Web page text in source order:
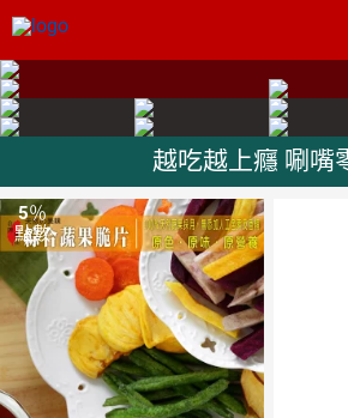
越吃越上癮 唰嘴
5％
點數